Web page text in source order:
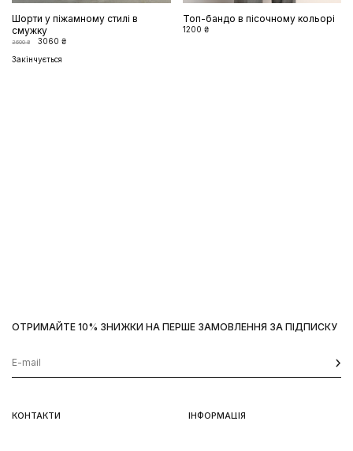
Шорти у піжамному стилі в
смужку
3600 ₴
3060 ₴
Закінчується
Топ-бандо в пісочному кольорі
1200 ₴
КОНТАКТИ ІНФОРМАЦІЯ
ОТРИМАЙТЕ 10% ЗНИЖКИ НА ПЕРШЕ ЗАМОВЛЕННЯ ЗА ПІДПИСКУ